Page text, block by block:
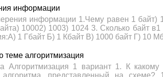
информации
информации 1.Чему равен 1 байт)
10002) 1003) 1024 3. Сколько байт
1 Гбайт Б) 1 Кбайт В) 1000 байт Г) 10
теме алгоритмизация
Алгоритмизация 1 вариант 1. К какому
алгоритма, представленный на